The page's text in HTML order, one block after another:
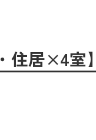
居×4室】